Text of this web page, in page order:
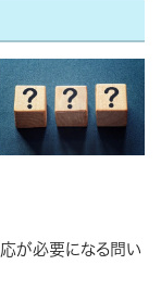
が必要になる問い